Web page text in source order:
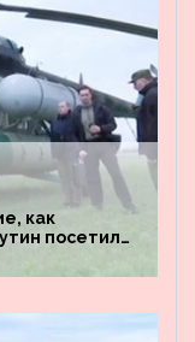
как
посетил